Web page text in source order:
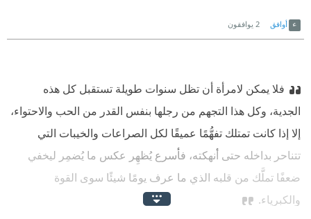
أوافق 2 يوافقون
فلا يمكن لامرأة أن تظل سنوات طويلة تستقبل كل هذه
الجدية، وكل هذا التجهم من رجلها بنفس القدر من الحب والاحتواء،
إلا إذا كانت تمتلك تفهُّمًا عميقًا لكل الصراعات والخيبات التي
تتناحر بداخله حتى أنهكته، فأسرع يُظهِر عكس ما يُضمِر ليخفي
ضعفًا تملَّك من قلبه الذي ما عرف يومًا شيئًا سوى القوة
والكبرياء.